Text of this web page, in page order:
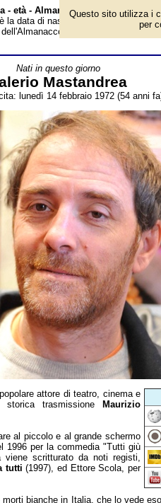
- età - Almanacco
la data di nascita, età, dove è nato,
Nati in questo giorno
Mastandrea
lunedì 14 febbraio 1972 (54 anni
attore di teatro, cinema e
trasmissione
Maurizio
al piccolo e al grande schermo
1996 per la commedia "Tutti giù
viene scritturato da noti registi,
tutti (1997), ed Ettore Scola, per
bianche in Italia, che lo vede
Questo sito utilizza i
per